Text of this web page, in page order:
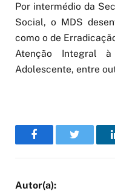
Por intermédio da
Social, o MDS
como o de
Atenção Integral
Adolescente, entre
FacebookTwitter